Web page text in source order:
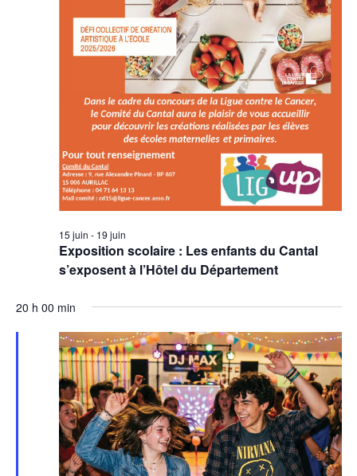
Exposition scolaire : Les enfants du Cantal
s’exposent à l’Hôtel du Département
15 juin - 19 juin
20 h 00 min